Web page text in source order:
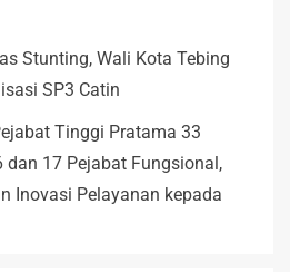
Stunting, Wali Kota Tebing
SP3 Catin
Tinggi Pratama 33
dan 17 Pejabat Fungsional,
Inovasi Pelayanan kepada